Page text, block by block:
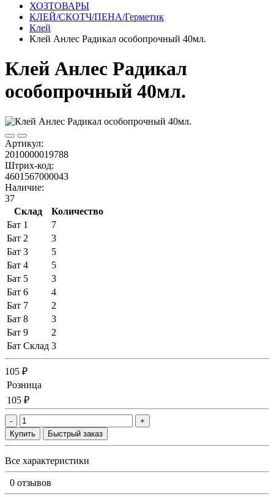
ХОЗТОВАРЫ
КЛЕЙ/СКОТЧ/ПЕНА/Герметик
Клей
Клей Анлес Радикал особопрочный 40мл.
Клей Анлес Радикал
особопрочный 40мл.
Артикул:
2010000019788
Штрих-код:
4601567000043
Наличие:
37
Склад
Количество
Бат 1
7
Бат 2
3
Бат 3
5
Бат 4
5
Бат 5
3
Бат 6
4
Бат 7
2
Бат 8
3
Бат 9
2
Бат Склад 3
105 ₽
Розница
105 ₽
-
+
Купить
Быстрый заказ
Все характеристики
0 отзывов